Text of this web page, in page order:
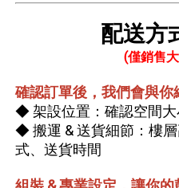
配送方
(僅銷售
確認訂單後，我們會與你
◆ 架設位置：確認空間
◆ 搬運 & 送貨細節：樓
式、送貨時間